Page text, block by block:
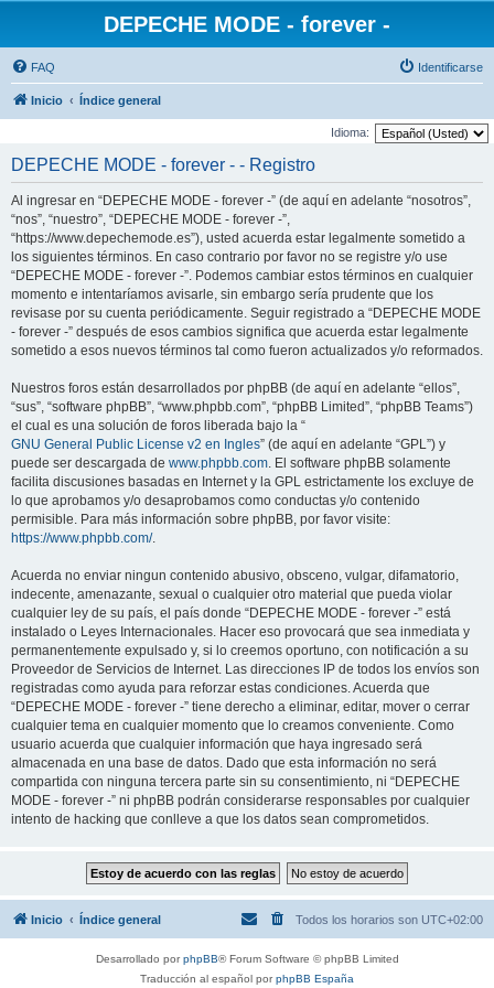
DEPECHE MODE - forever -
FAQ Identificarse
Inicio Índice general
Idioma:
DEPECHE MODE - forever - - Registro
Al ingresar en “DEPECHE MODE - forever -” (de aquí en adelante “nosotros”,
“nos”, “nuestro”, “DEPECHE MODE - forever -”,
“https://www.depechemode.es”), usted acuerda estar legalmente sometido a
los siguientes términos. En caso contrario por favor no se registre y/o use
“DEPECHE MODE - forever -”. Podemos cambiar estos términos en cualquier
momento e intentaríamos avisarle, sin embargo sería prudente que los
revisase por su cuenta periódicamente. Seguir registrado a “DEPECHE MODE
- forever -” después de esos cambios significa que acuerda estar legalmente
sometido a esos nuevos términos tal como fueron actualizados y/o reformados.
Nuestros foros están desarrollados por phpBB (de aquí en adelante “ellos”,
“sus”, “software phpBB”, “www.phpbb.com”, “phpBB Limited”, “phpBB Teams”)
el cual es una solución de foros liberada bajo la “
GNU General Public License v2 en Ingles” (de aquí en adelante “GPL”) y
puede ser descargada de www.phpbb.com. El software phpBB solamente
facilita discusiones basadas en Internet y la GPL estrictamente los excluye de
lo que aprobamos y/o desaprobamos como conductas y/o contenido
permisible. Para más información sobre phpBB, por favor visite:
https://www.phpbb.com/.
Acuerda no enviar ningun contenido abusivo, obsceno, vulgar, difamatorio,
indecente, amenazante, sexual o cualquier otro material que pueda violar
cualquier ley de su país, el país donde “DEPECHE MODE - forever -” está
instalado o Leyes Internacionales. Hacer eso provocará que sea inmediata y
permanentemente expulsado y, si lo creemos oportuno, con notificación a su
Proveedor de Servicios de Internet. Las direcciones IP de todos los envíos son
registradas como ayuda para reforzar estas condiciones. Acuerda que
“DEPECHE MODE - forever -” tiene derecho a eliminar, editar, mover o cerrar
cualquier tema en cualquier momento que lo creamos conveniente. Como
usuario acuerda que cualquier información que haya ingresado será
almacenada en una base de datos. Dado que esta información no será
compartida con ninguna tercera parte sin su consentimiento, ni “DEPECHE
MODE - forever -” ni phpBB podrán considerarse responsables por cualquier
intento de hacking que conlleve a que los datos sean comprometidos.
Inicio Índice general Todos los horarios son UTC+02:00
Desarrollado porphpBB® Forum Software © phpBB Limited
Traducción al español porphpBB España